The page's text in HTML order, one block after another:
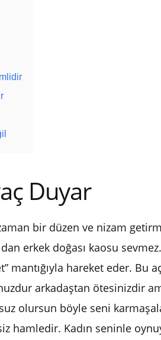
Duyar
bir düzen ve nizam
erkek doğası kaosu
hareket eder. Bu
arkadaştan ötesinizdir
olursun böyle seni
hamledir. Kadın seninle